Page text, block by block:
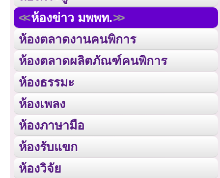
ห้องข่าว มพพท.
ห้องตลาดงานคนพิการ
ห้องตลาดผลิตภัณฑ์คนพิการ
ห้องธรรมะ
ห้องเพลง
ห้องภาษามือ
ห้องรับแขก
ห้องวิจัย